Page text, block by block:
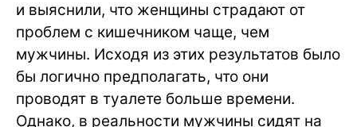
и выяснили, что женщины страдают от
проблем с кишечником чаще, чем
мужчины. Исходя из этих результатов было
бы логично предполагать, что они
проводят в туалете больше времени.
Однако, в реальности мужчины сидят на